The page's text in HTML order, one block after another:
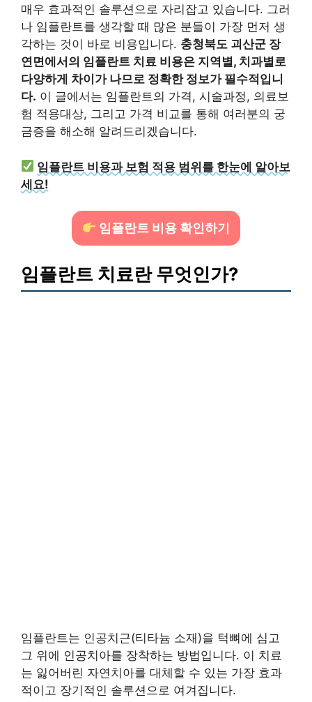
매우 효과적인 솔루션으로 자리잡고 있습니다. 그러
나 임플란트를 생각할 때 많은 분들이 가장 먼저 생
각하는 것이 바로 비용입니다. 충청북도 괴산군 장
연면에서의 임플란트 치료 비용은 지역별, 치과별로
다양하게 차이가 나므로 정확한 정보가 필수적입니
다. 이 글에서는 임플란트의 가격, 시술과정, 의료보
험 적용대상, 그리고 가격 비교를 통해 여러분의 궁
금증을 해소해 알려드리겠습니다.
임플란트 비용과 보험 적용 범위를 한눈에 알아보
세요!
임플란트 비용 확인하기
임플란트 치료란 무엇인가?
임플란트는 인공치근(티타늄 소재)을 턱뼈에 심고
그 위에 인공치아를 장착하는 방법입니다. 이 치료
는 잃어버린 자연치아를 대체할 수 있는 가장 효과
적이고 장기적인 솔루션으로 여겨집니다.